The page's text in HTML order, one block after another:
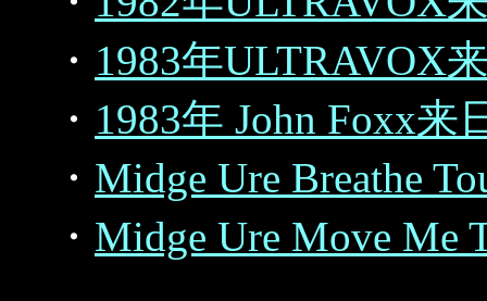
・ 1983年ULTRAVOX
・ 1983年 John Foxx
・ Midge Ure Breathe
・ Midge Ure Move Me